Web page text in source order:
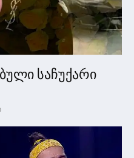
საჩუქარი